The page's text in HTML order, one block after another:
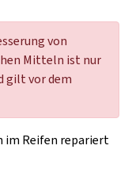
von
Mitteln ist nur
gilt vor dem
im Reifen repariert